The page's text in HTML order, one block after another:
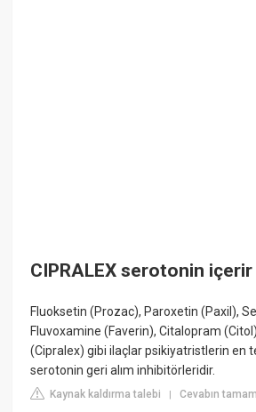
CIPRALEX serotonin içerir
Fluoksetin (Prozac), Paroxetin (Paxil),
Fluvoxamine (Faverin), Citalopram
(Cipralex) gibi ilaçlar psikiyatristlerin en
serotonin geri alım inhibitörleridir.
Kaynak kaldırma talebi |Cevabın